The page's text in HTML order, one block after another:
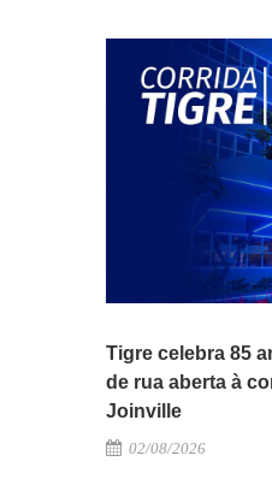
Tigre celebra 85
de rua aberta à
Joinville
02/08/2026